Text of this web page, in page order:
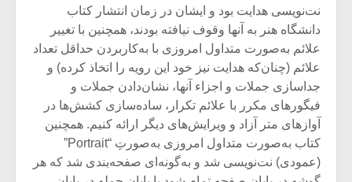
نت‌نویسی هدایت بود و ایشان در زمان انتشار کتاب
دانشگاه هنر به آنها وقوف نیافته بودند، همچنین با تغییر
علائم به‌صورت متداول امروزی با به‌کاربردن حداقل تعداد
علائم (چنان‌که هدایت نیز خود این رویه را اتخاذ کرده) و
جداسازی جملات و اجزاء آنها، نشان‌دادن جملات و
فیگورهای مکرر با علائم تکرار، ساده‌سازی کشش‌‌ها در
آوازهای متر آزاد و ویرایش‌های دیگر ارائه کنیم. همچنین
کتاب به‌صورت متداول امروزی به‌صورتِ “Portrait”
(عمودی) نت‌نویسی شد و به‌گونه‌ای صفحه‌بندی شد که هر